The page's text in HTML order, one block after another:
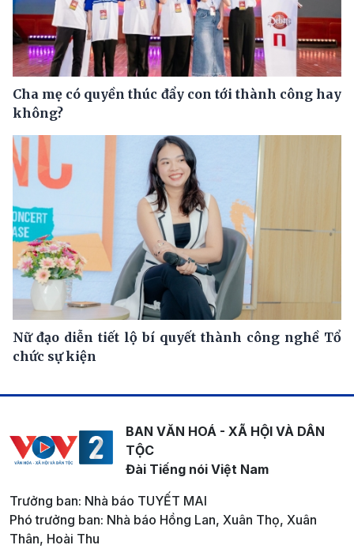
Cha mẹ có quyền thúc đẩy con tới thành công hay
không?
Nữ đạo diễn tiết lộ bí quyết thành công nghề Tổ
chức sự kiện
BAN VĂN HOÁ - XÃ HỘI VÀ DÂN
TỘC
Đài Tiếng nói Việt Nam
Trưởng ban: Nhà báo TUYẾT MAI
Phó trưởng ban: Nhà báo Hồng Lan, Xuân Thọ, Xuân
Thân, Hoài Thu